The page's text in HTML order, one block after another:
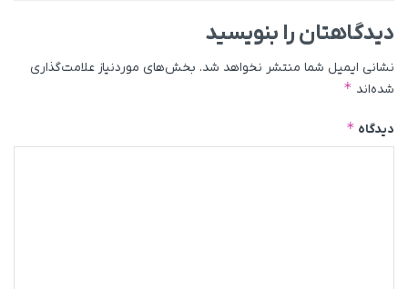
دیدگاهتان را بنویسید
نشانی ایمیل شما منتشر نخواهد شد. بخش‌های موردنیاز علامت‌گذاری
شده‌اند *
دیدگاه *